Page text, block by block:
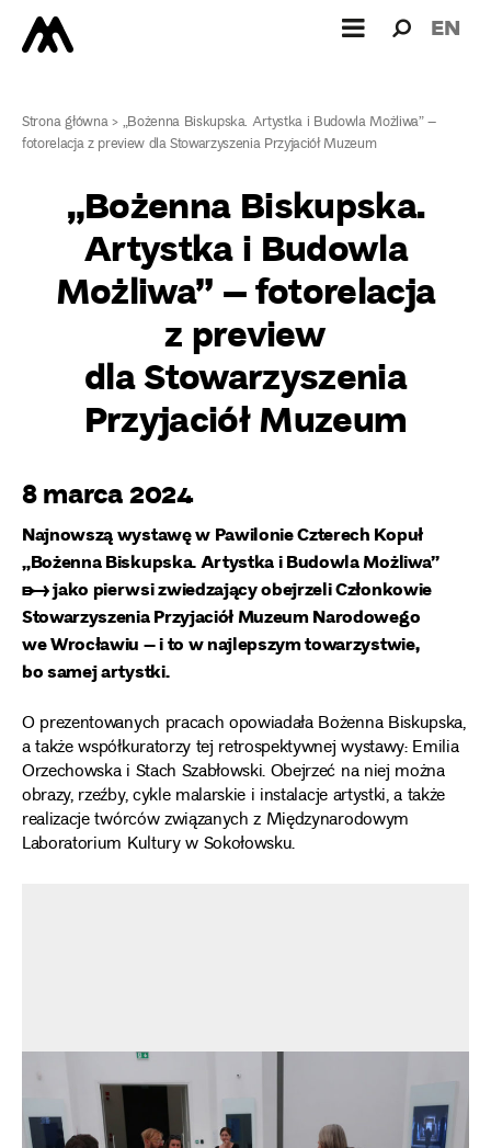
dla: EN
Strona główna>„Bożenna Biskupska. Artystka i Budowla Możliwa” –
fotorelacja z preview dla Stowarzyszenia Przyjaciół Muzeum
„Bożenna Biskupska.
Artystka i Budowla
Możliwa” – fotorelacja
z preview
dla Stowarzyszenia
Przyjaciół Muzeum
8 marca 2024
Najnowszą wystawę w Pawilonie Czterech Kopuł
„Bożenna Biskupska. Artystka i Budowla Możliwa”
➸jako pierwsi zwiedzający obejrzeli Członkowie
Stowarzyszenia Przyjaciół Muzeum Narodowego
we Wrocławiu – i to w najlepszym towarzystwie,
bo samej artystki.
O prezentowanych pracach opowiadała Bożenna Biskupska,
a także współkuratorzy tej retrospektywnej wystawy: Emilia
Orzechowska i Stach Szabłowski. Obejrzeć na niej można
obrazy, rzeźby, cykle malarskie i instalacje artystki, a także
realizacje twórców związanych z Międzynarodowym
Laboratorium Kultury w Sokołowsku.